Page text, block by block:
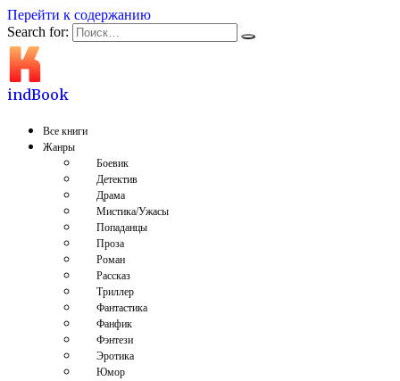
Перейти к содержанию
Search for:
indBook
Все книги
Жанры
Боевик
Детектив
Драма
Мистика/Ужасы
Попаданцы
Проза
Роман
Рассказ
Триллер
Фантастика
Фанфик
Фэнтези
Эротика
Юмор